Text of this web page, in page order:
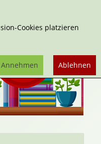
Cookies platzieren
Ablehnen
Annehmen